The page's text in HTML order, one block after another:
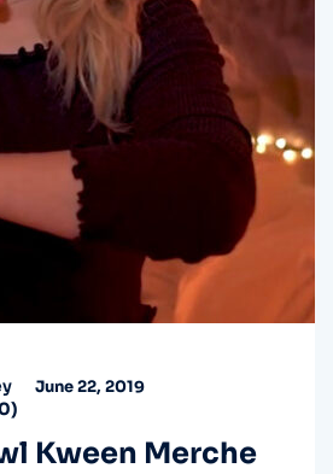
June 22, 2019
)
Kween Merche